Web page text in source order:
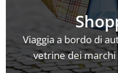
Viaggia a bordo di
vetrine dei